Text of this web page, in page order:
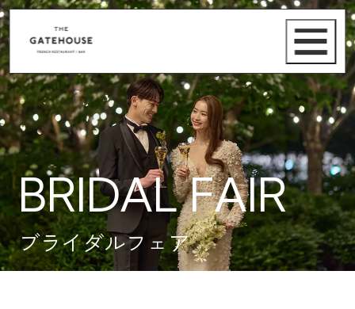
BRIDAL FAIR
ブライダルフェア